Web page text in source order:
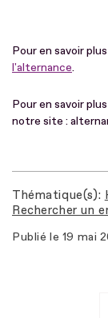
Pour en savoir
l'alternance.
Pour en savoir
notre site :
Thématique(s)
Rechercher un
Publié le 19 mai